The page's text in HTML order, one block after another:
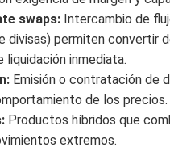
swaps: Intercambio de
divisas) permiten convertir
inmediata.
Emisión o contratación de
de los precios.
Productos híbridos que
extremos.